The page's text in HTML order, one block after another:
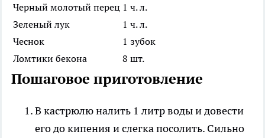
Черный молотый перец 1 ч. л.
Зеленый лук
1 ч. л.
Чеснок
1 зубок
Ломтики бекона
8 шт.
Пошаговое приготовление
В кастрюлю налить 1 литр воды и довести
его до кипения и слегка посолить. Сильно